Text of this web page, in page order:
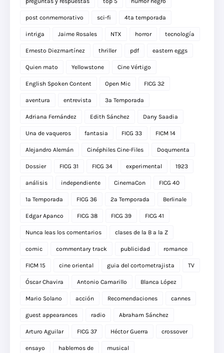
post conmemorativo sci-fi 4ta temporada
intriga Jaime Rosales NTX horror tecnología
Ernesto Diezmartínez thriller pdf eastern eggs
Quien mato Yellowstone Cine Vértigo
English Spoken Content Open Mic FICG 32
aventura entrevista 3a Temporada
Adriana Fernández Edith Sánchez Dany Saadia
Una de vaqueros fantasia FICG 33 FICM 14
Alejandro Alemán Cinéphiles Cine-Files Doqumenta
Dossier FICG 31 FICG 34 experimental 1923
análisis independiente CinemaCon FICG 40
1a Temporada FICG 36 2a Temporada Berlinale
Edgar Apanco FICG 38 FICG 39 FICG 41
Nunca leas los comentarios clases de la B a la Z
comic commentary track publicidad romance
FICM 15 cine oriental guia del cortometrajista TV
Óscar Chavira Antonio Camarillo Blanca López
Mario Solano acción Recomendaciones cannes
guest appearances radio Abraham Sánchez
Arturo Aguilar FICG 37 Héctor Guerra crossover
ensayo hablemos de musical